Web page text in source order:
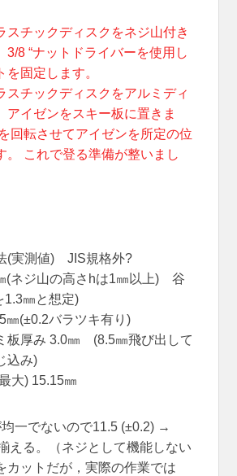
チックディスクをネジ山付き
3/8 “ナットドライバーを使用し
を固定します。
チックディスクをアルミディ
アイゼンをスキー板に置きま
回転させてアイゼンを所定の位
。 これで登る準備が整いまし
(実測値) JIS規格外?
ネジ山の高さhは1㎜以上) 谷
1.3㎜と想定)
バラツキ有り)
板厚み 3.0㎜ (8.5㎜飛び出して
込み)
大) 15.15㎜
一でないので11.5 (±0.2) →
える。（ネジとして機能しない
カットだが，実際の作業では